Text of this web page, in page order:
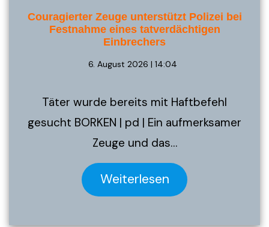
Couragierter Zeuge unterstützt Polizei bei
Festnahme eines tatverdächtigen
Einbrechers
6. August 2026 | 14:04
Täter wurde bereits mit Haftbefehl
gesucht BORKEN | pd | Ein aufmerksamer
Zeuge und das…
Weiterlesen